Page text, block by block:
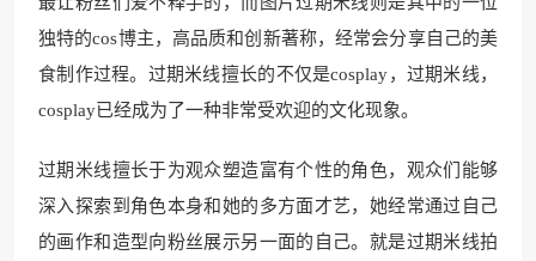
独特的cos博主，高品质和创新著称，经常会分享自己的美
食制作过程。过期米线擅长的不仅是cosplay，过期米线，
cosplay已经成为了一种非常受欢迎的文化现象。
过期米线擅长于为观众塑造富有个性的角色，观众们能够
深入探索到角色本身和她的多方面才艺，她经常通过自己
的画作和造型向粉丝展示另一面的自己。就是过期米线拍